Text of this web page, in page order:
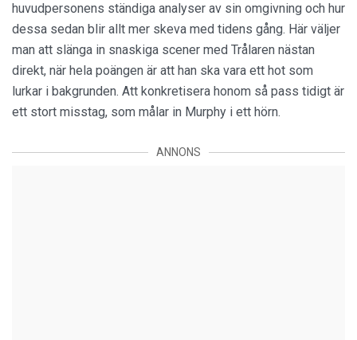
huvudpersonens ständiga analyser av sin omgivning och hur
dessa sedan blir allt mer skeva med tidens gång. Här väljer
man att slänga in snaskiga scener med Trålaren nästan
direkt, när hela poängen är att han ska vara ett hot som
lurkar i bakgrunden. Att konkretisera honom så pass tidigt är
ett stort misstag, som målar in Murphy i ett hörn.
ANNONS